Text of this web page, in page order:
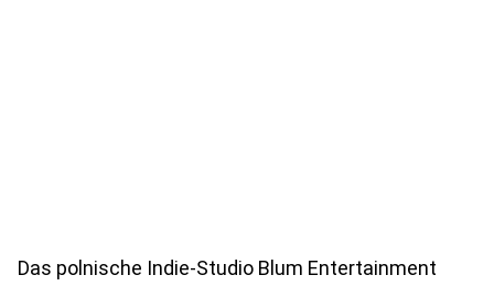
Das polnische Indie-Studio Blum Entertainment